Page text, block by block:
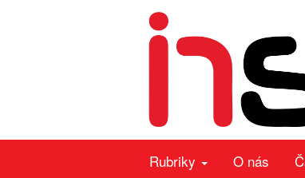
Rubriky O nás